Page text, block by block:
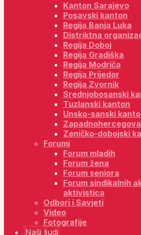
Kanton Sarajevo
Posavski kanton
Regija Banja Luka
Distriktna
Regija Doboj
Regija Gradiška
Regija Modriča
Regija Prijedor
Regija Zvornik
Srednjobosanski
Tuzlanski kanton
Unsko-sanski
Zeničko-dobojski
Forumi
Forum mladih
Forum žena
Forum seniora
Forum sindikalnih
aktivistica
Odbori i Savjeti
Video
Fotografije
Naši ljudi